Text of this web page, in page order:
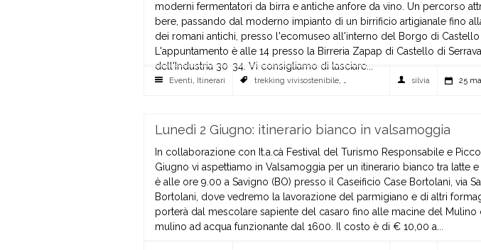
moderni fermentatori da birra e antiche anfore da vino. Un percorso
bere, passando dal moderno impianto di un birrificio artigianale fino
dei romani antichi, presso l'ecomuseo all'interno del Borgo di Castello
L'appuntamento è alle 14 presso la Birreria Zapap di Castello di
dell'Industria 30-34. Vi consigliamo di lasciare...
Eventi, Itinerari trekking vivisostenibile, valsamoggia silvia 25
Lunedì 2 Giugno: itinerario bianco in valsamoggia
In collaborazione con It.a.cà Festival del Turismo Responsabile e
Giugno vi aspettiamo in Valsamoggia per un itinerario bianco tra latte
è alle ore 9.00 a Savigno (BO) presso il Caseificio Case Bortolani, via
Bortolani, dove vedremo la lavorazione del parmigiano e di altri
porterà dal mescolare sapiente del casaro fino alle macine del Mulino
mulino ad acqua funzionante dal 1600. Il costo è di € 10,00 a...